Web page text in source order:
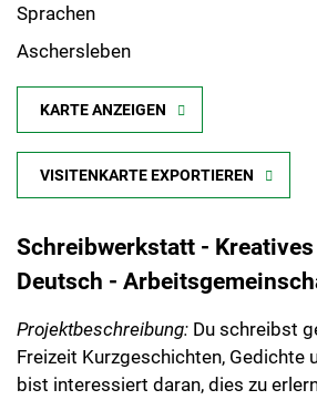
Sprachen
Aschersleben
KARTE ANZEIGEN
VISITENKARTE EXPORTIEREN
Schreibwerkstatt -
Deutsch -
Projektbeschreibung: Du schreibst
Freizeit Kurzgeschichten, Gedichte
bist interessiert daran, dies zu